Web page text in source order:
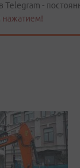
Telegram -
нажатием!